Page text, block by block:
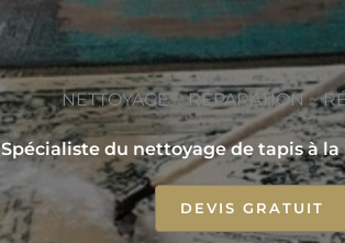
NETTOYAGE ~ RÉPARATION ~
Spécialiste du nettoyage de tapis à la
DEVIS GRATUIT